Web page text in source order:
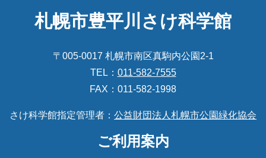
札幌市豊平川さけ科学館
〒005-0017 札幌市南区真駒内公園2-1
TEL： 011-582-7555
FAX：011-582-1998
さけ科学館指定管理者： 公益財団法人札幌市公園緑化協会
ご利用案内